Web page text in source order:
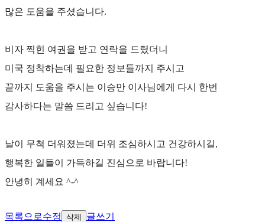
많은 도움을 주셨습니다.
비자 찍힌 여권을 받고 연락을 드렸더니
미국 정착하는데 필요한 정보들까지 주시고
끝까지 도움을 주시는 이승만 이사님에게 다시 한번
감사하다는 말씀 드리고 싶습니다!
날이 무척 더워졌는데 더위 조심하시고 건강하시길,
행복한 일들이 가득하길 진심으로 바랍니다!
안녕히 계세요 ^-^
목록으로수정 삭제
글쓰기